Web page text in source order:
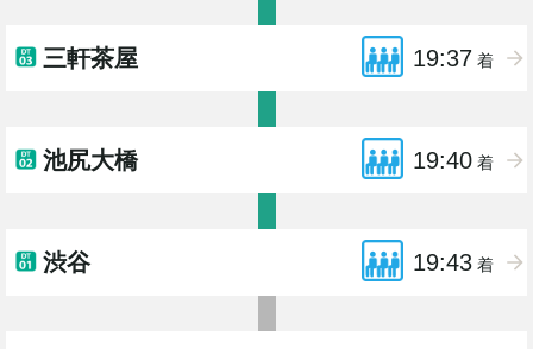
三軒茶屋 19:37 着
池尻大橋 19:40 着
渋谷 19:43 着